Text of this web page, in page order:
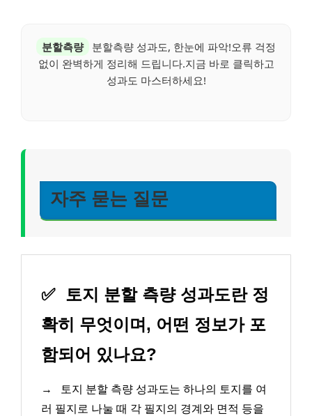
분할측량
분할측량 성과도, 한눈에 파악!오류 걱정
없이 완벽하게 정리해 드립니다.지금 바로 클릭하고
성과도 마스터하세요!
자주 묻는 질문
✅ 토지 분할 측량 성과도란 정
확히 무엇이며, 어떤 정보가 포
함되어 있나요?
→
토지 분할 측량 성과도는 하나의 토지를 여
러 필지로 나눌 때 각 필지의 경계와 면적 등을